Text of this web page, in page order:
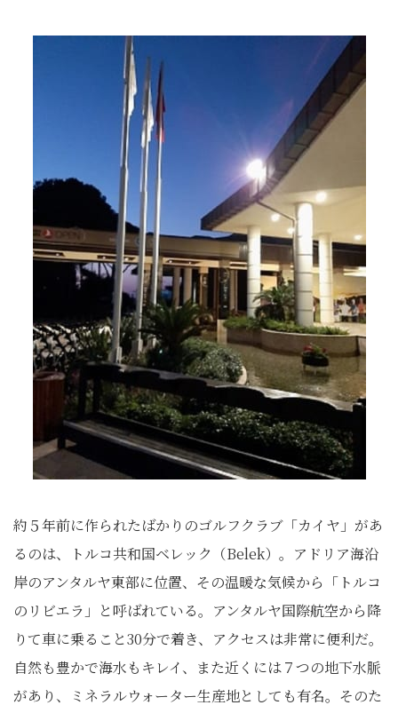
約５年前に作られたばかりのゴルフクラブ「カイヤ」があ
るのは、トルコ共和国ベレック（Belek）。アドリア海沿
岸のアンタルヤ東部に位置、その温暖な気候から「トルコ
のリビエラ」と呼ばれている。アンタルヤ国際航空から降
りて車に乗ること30分で着き、アクセスは非常に便利だ。
自然も豊かで海水もキレイ、また近くには７つの地下水脈
があり、ミネラルウォーター生産地としても有名。そのた